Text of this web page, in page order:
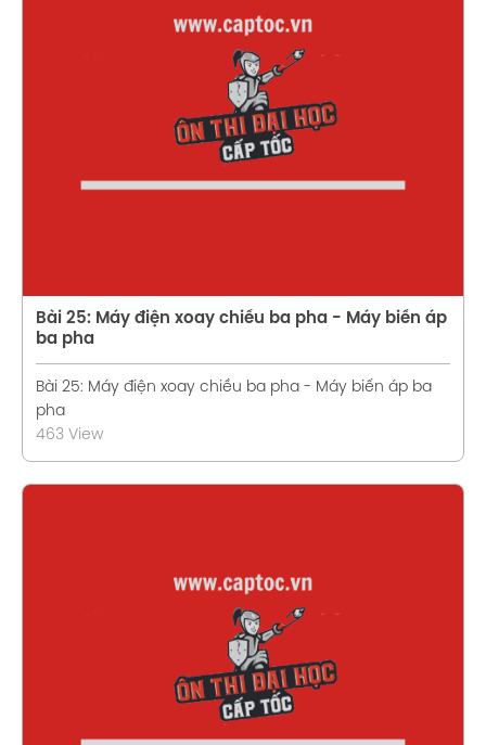
Xem chi tiết
Bài 25: Máy điện xoay chiều ba pha - Máy biến áp
ba pha
Bài 25: Máy điện xoay chiều ba pha - Máy biến áp ba
pha
463 View
Xem chi tiết